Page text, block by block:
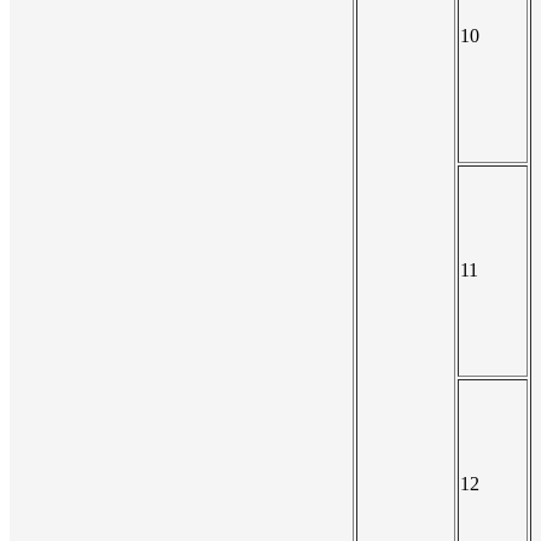
10
11
12